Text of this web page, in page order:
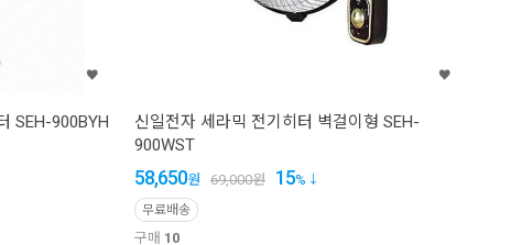
SEH-900BYH
신일전자 세라믹 전기히터 벽걸이형 SEH-
900WST
58,650원 69,000원 15%
무료배송
구매 10